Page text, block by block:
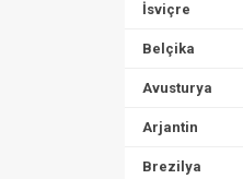
İsviçre
Belçika
Avusturya
Arjantin
Brezilya